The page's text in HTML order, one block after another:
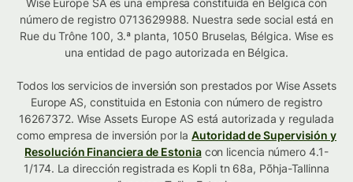
Wise Europe SA es una empresa constituida en Bélgica con
número de registro 0713629988. Nuestra sede social está en
Rue du Trône 100, 3.ª planta, 1050 Bruselas, Bélgica. Wise es
una entidad de pago autorizada en Bélgica.
Todos los servicios de inversión son prestados por Wise Assets
Europe AS, constituida en Estonia con número de registro
16267372. Wise Assets Europe AS está autorizada y regulada
como empresa de inversión por laAutoridad de Supervisión y
Resolución Financiera de Estoniacon licencia número 4.1-
1/174. La dirección registrada es Kopli tn 68a, Põhja-Tallinna